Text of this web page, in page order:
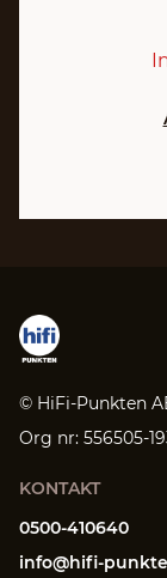
© HiFi-Punkten
Org nr: 556505-
KONTAKT
0500-410640
info@hifi-